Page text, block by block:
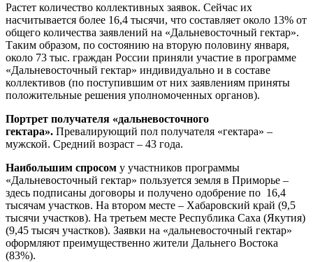
Растет количество коллективных заявок. Сейчас их
насчитывается более 16,4 тысячи, что составляет около 13% от
общего количества заявлений на «Дальневосточный гектар».
Таким образом, по состоянию на вторую половину января,
около 73 тыс. граждан России приняли участие в программе
«Дальневосточный гектар» индивидуально и в составе
коллективов (по поступившим от них заявлениям приняты
положительные решения уполномоченных органов).
Портрет получателя «дальневосточного
гектара». Превалирующий пол получателя «гектара» –
мужской. Средний возраст – 43 года.
Наибольшим спросом у участников программы
«Дальневосточный гектар» пользуется земля в Приморье –
здесь подписаны договоры и получено одобрение по 16,4
тысячам участков. На втором месте – Хабаровский край (9,5
тысячи участков). На третьем месте Республика Саха (Якутия)
(9,45 тысяч участков). Заявки на «дальневосточный гектар»
оформляют преимущественно жители Дальнего Востока
(83%).